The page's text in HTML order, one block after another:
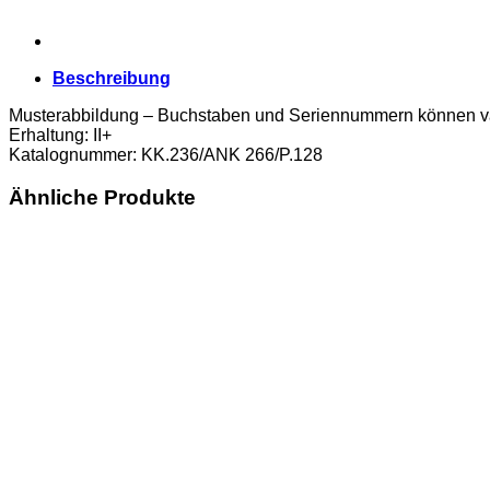
Beschreibung
Musterabbildung – Buchstaben und Seriennummern können
Erhaltung: II+
Katalognummer: KK.236/ANK 266/P.128
Ähnliche Produkte